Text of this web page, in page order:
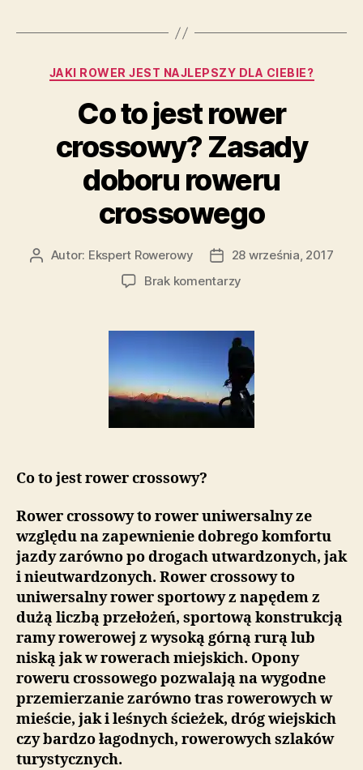
Kategorie
JAKI ROWER JEST NAJLEPSZY DLA CIEBIE?
Co to jest rower
crossowy? Zasady
doboru roweru
crossowego
AutorAutor: Ekspert Rowerowy
Data28 września, 2017
Brak komentarzy
jest
rower
Zasady
doboru
roweru
Co to jest rower crossowy?
Rower crossowy to rower uniwersalny ze
względu na zapewnienie dobrego komfortu
jazdy zarówno po drogach utwardzonych, jak
i nieutwardzonych. Rower crossowy to
uniwersalny rower sportowy z napędem z
dużą liczbą przełożeń, sportową konstrukcją
ramy rowerowej z wysoką górną rurą lub
niską jak w rowerach miejskich. Opony
roweru crossowego pozwalają na wygodne
przemierzanie zarówno tras rowerowych w
mieście, jak i leśnych ścieżek, dróg wiejskich
czy bardzo łagodnych, rowerowych szlaków
turystycznych.